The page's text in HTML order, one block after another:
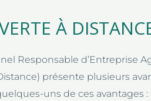
À
Responsable d’Entreprise
présente plusieurs
uns de ces avantages :